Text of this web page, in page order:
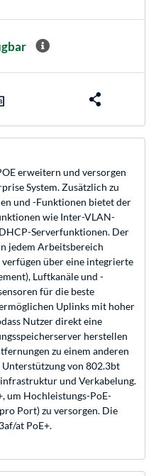
erweitern und versorgen
System. Zusätzlich zu
und -Funktionen bietet der
wie Inter-VLAN-
Serverfunktionen. Der
jedem Arbeitsbereich
über eine integrierte
Luftkanäle und -
für die beste
Uplinks mit hoher
Nutzer direkt eine
herstellen
zu einem anderen
von 802.3bt
und Verkabelung.
um Hochleistungs-PoE-
Port) zu versorgen. Die
at PoE+.